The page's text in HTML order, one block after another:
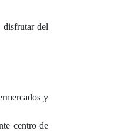
disfrutar del
y
centro de